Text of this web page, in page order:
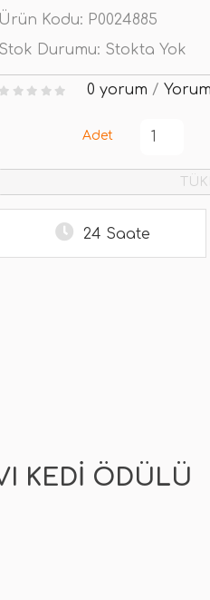
Ürün Kodu: P0024885
Stok Durumu: Stokta Yok
0 yorum /
Adet
24 Saate
KEDI ÖDÜLÜ